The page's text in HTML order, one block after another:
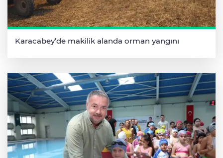
Karacabey’de makilik alanda orman yangını